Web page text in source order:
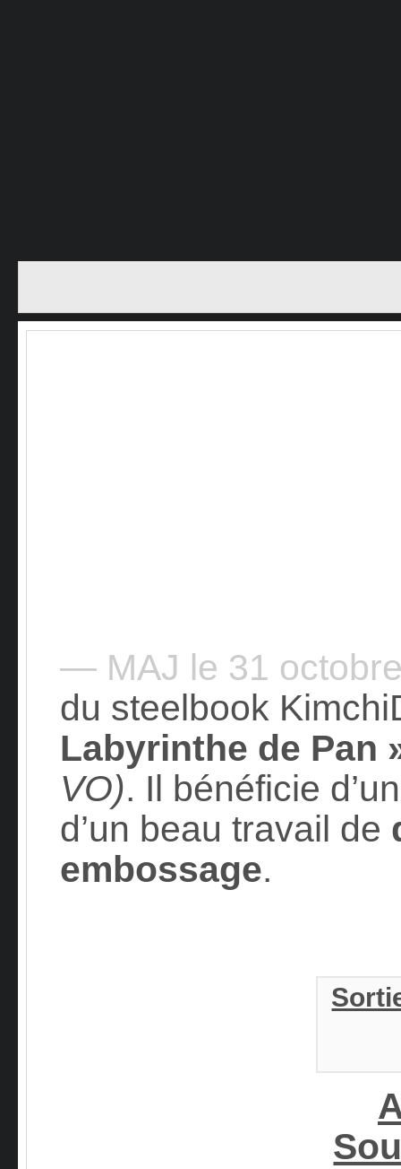
— MAJ le 31
du steelbook
Labyrinthe de Pan
VO). Il bénéficie
d’un beau travail de
embossage.